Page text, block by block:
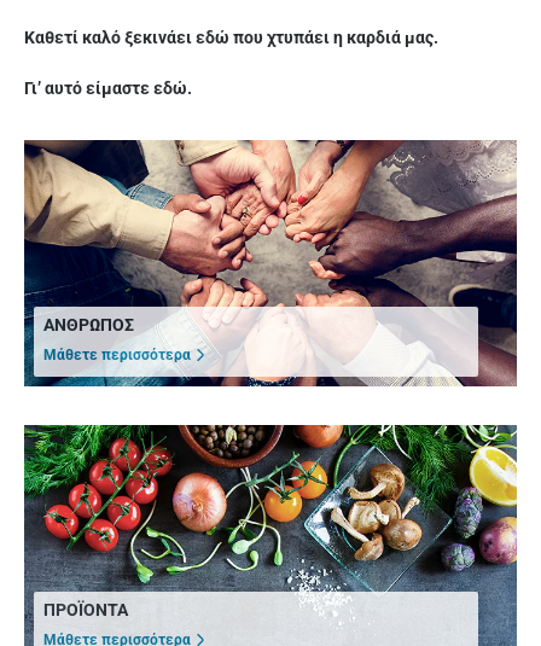
Καθετί καλό ξεκινάει εδώ που χτυπάει η καρδιά μας.
Γι’ αυτό είμαστε εδώ.
ΑΝΘΡΩΠΟΣ
Μάθετε περισσότερα
ΠΡΟΪΟΝΤΑ
Μάθετε περισσότερα